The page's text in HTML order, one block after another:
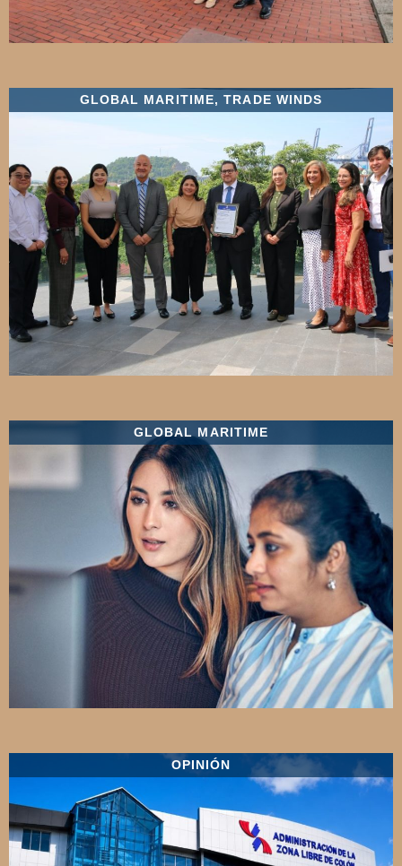
GLOBAL MARITIME,TRADE WINDS
GLOBAL MARITIME
OPINIÓN